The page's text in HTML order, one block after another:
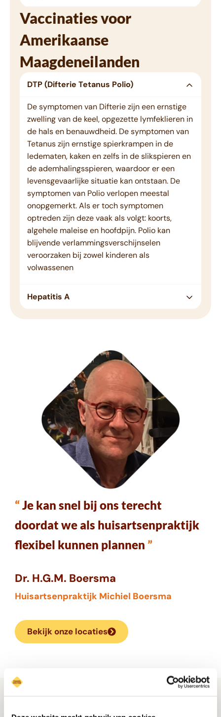
Vaccinaties voor
Amerikaanse
Maagdeneilanden
DTP (Difterie Tetanus Polio)
De symptomen van Difterie zijn een ernstige
zwelling van de keel, opgezette lymfeklieren in
de hals en benauwdheid. De symptomen van
Tetanus zijn ernstige spierkrampen in de
ledematen, kaken en zelfs in de slikspieren en
de ademhalingsspieren, waardoor er een
levensgevaarlijke situatie kan ontstaan. De
symptomen van Polio verlopen meestal
onopgemerkt. Als er toch symptomen
optreden zijn deze vaak als volgt: koorts,
algehele maleise en hoofdpijn. Polio kan
blijvende verlammingsverschijnselen
veroorzaken bij zowel kinderen als
volwassenen
Hepatitis A
“Je kan snel bij ons terecht
doordat we als huisartsenpraktijk
flexibel kunnen plannen ”
Dr. H.G.M. Boersma
Huisartsenpraktijk Michiel Boersma
Bekijk onze locaties